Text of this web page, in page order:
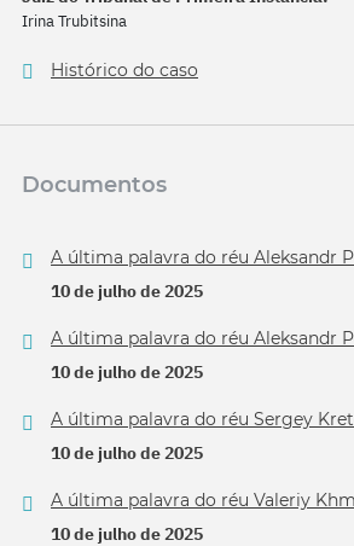
Irina Trubitsina
Histórico do caso
Documentos
A última palavra do réu Aleksandr
10 de julho de 2025
A última palavra do réu Aleksandr
10 de julho de 2025
A última palavra do réu Sergey
10 de julho de 2025
A última palavra do réu Valeriy
10 de julho de 2025